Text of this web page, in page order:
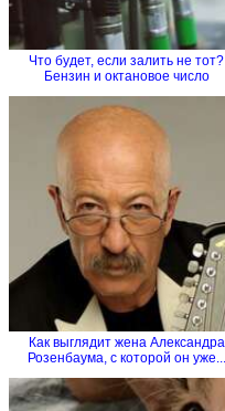
Что будет, если залить не тот?
Бензин и октановое число
Как выглядит жена Александра
Розенбаума, с которой он уже...